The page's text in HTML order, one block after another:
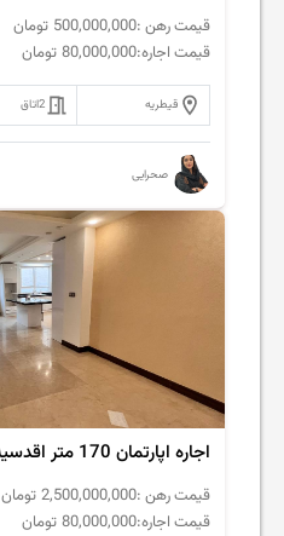
قیمت رهن :500,000,000 تومان
قیمت اجاره:80,000,000 تومان
قیطریه 2اتاق
صحرایی
اجاره اپارتمان 170 متر اقدسیه فول مشاعات
قیمت رهن :2,500,000,000 تومان
قیمت اجاره:80,000,000 تومان